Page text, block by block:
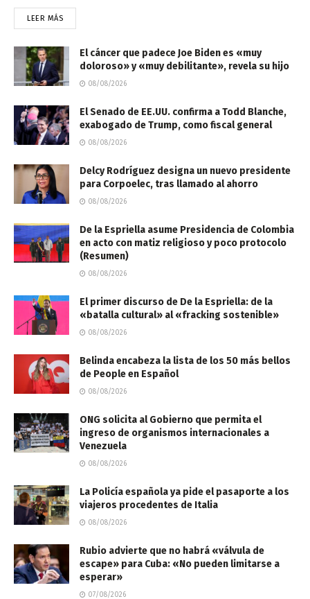
LEER MÁS
El cáncer que padece Joe Biden es «muy
doloroso» y «muy debilitante», revela su hijo
08/08/2026
El Senado de EE.UU. confirma a Todd Blanche,
exabogado de Trump, como fiscal general
08/08/2026
Delcy Rodríguez designa un nuevo presidente
para Corpoelec, tras llamado al ahorro
08/08/2026
De la Espriella asume Presidencia de Colombia
en acto con matiz religioso y poco protocolo
(Resumen)
08/08/2026
El primer discurso de De la Espriella: de la
«batalla cultural» al «fracking sostenible»
08/08/2026
Belinda encabeza la lista de los 50 más bellos
de People en Español
08/08/2026
ONG solicita al Gobierno que permita el
ingreso de organismos internacionales a
Venezuela
08/08/2026
La Policía española ya pide el pasaporte a los
viajeros procedentes de Italia
08/08/2026
Rubio advierte que no habrá «válvula de
escape» para Cuba: «No pueden limitarse a
esperar»
07/08/2026